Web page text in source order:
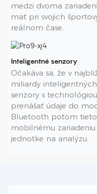
medzi dvoma
mať pri svojich
reálnom čase.
Inteligentné senzory
Očakáva sa, že v
miliardy
senzory s
prenášať údaje do
Bluetooth potom
mobilnému
jednotke na analýzu.